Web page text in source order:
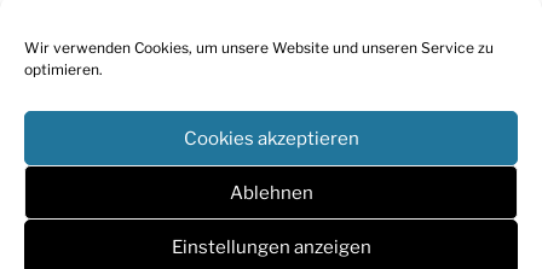
Wir verwenden Cookies, um unsere Website und unseren Service zu
optimieren.
Cookies akzeptieren
Ablehnen
Einstellungen anzeigen
Impressum
Cookie-Richtlinie